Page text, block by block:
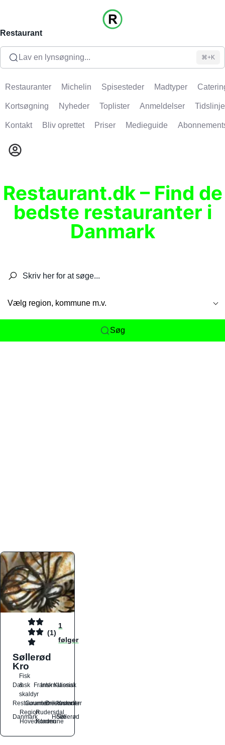
Restaurant
Lav en lynsøgning... ⌘+K
Restauranter Michelin Spisesteder Madtyper
Kortsøgning Nyheder Toplister Anmeldelser Tidslinje
Kontakt Bliv oprettet Priser Medieguide
Restaurant.dk – Find de
bedste restauranter i
Danmark
Vælg region, kommune m.v.
Søg
(1)
1
følger
Søllerød
Kro
Dansk
Fisk
&
skaldyr
Fransk
International
Klassisk
Restauranter
Gourmetrestauranter
Drikkesteder
Kroer
Danmark
Region
Hovedstaden
Rudersdal
Kommune
Holte
Søllerød